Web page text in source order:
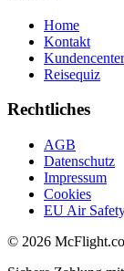
Home
Kontakt
Kundencenter
Reisequiz
Rechtliches
AGB
Datenschutz
Impressum
Cookies
EU Air
© 2026